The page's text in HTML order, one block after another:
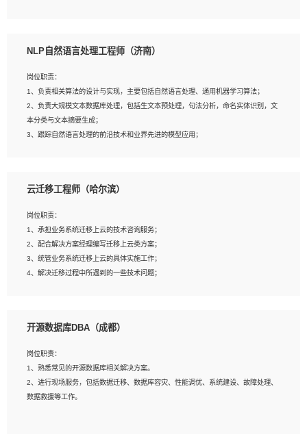
验的更佳；
3、熟悉数据库开发，熟悉Mysql、Oracle、MongoDb数据库应用开发其中一种；
4、熟悉Python Wed框架（Django/Flask...）代码能力优秀，熟悉编码规范和具备
良好的文档编写能力）；
5、沟通表达能力强，具备团队协作能力。
NLP自然语言处理工程师（济南）
岗位职责：
1、负责相关算法的设计与实现，主要包括自然语言处理、通用机器学习算法；
2、负责大规模文本数据库处理，包括生文本预处理，句法分析，命名实体识别，文
本分类与文本摘要生成；
3、跟踪自然语言处理的前沿技术和业界先进的模型应用；
岗位要求：
2、熟悉tensorflow，keras，pytorch等常规深度学习框架，快速根据客户需求实现
有效的模型；
3、熟悉掌握至少一种编程语言，如：Python，Java；
4、 熟悉NLP相关算法与实现；
5、至少有一次及以上问答系统的项目实践，熟悉问答系统全流程开发者优先；
云迁移工程师（哈尔滨）
岗位职责：
1、承担业务系统迁移上云的技术咨询服务；
2、配合解决方案经理编写迁移上云类方案；
3、统管业务系统迁移上云的具体实施工作；
4、解决迁移过程中所遇到的一些技术问题；
1、专科及以上学历，三年以上工作经验，计算机等相关专业；
3、熟悉常见操作系统、存储、网络、 IO 等相关原理；
4、具有迁移工具实操经验，具备P2V、V2V迁移能力；
5、熟练华为、VMware虚拟化、云计算及云存储技术；
6、熟悉主流数据库、应用服务器、中间件部署架构和运维方法；
开源数据库DBA（成都）
岗位职责：
1、熟悉常见的开源数据库相关解决方案。
2、进行现场服务，包括数据迁移、数据库容灾、性能调优、系统建设、故障处理、
数据救援等工作。